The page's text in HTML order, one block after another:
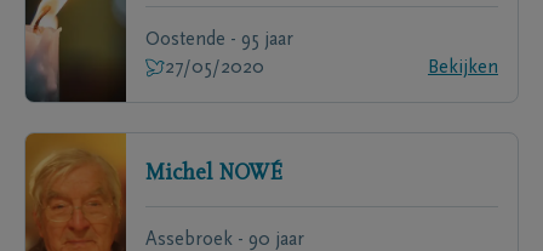
Oostende - 95 jaar
27/05/2020
Bekijken
Michel NOWÉ
Assebroek - 90 jaar